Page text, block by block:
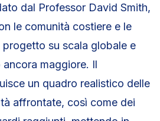
dal Professor David Smith,
le comunità costiere e le
progetto su scala globale e
maggiore. Il
un quadro realistico delle
affrontate, così come dei